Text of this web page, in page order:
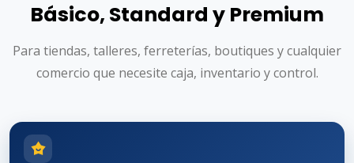
Básico, Standard y Premium
Para tiendas, talleres, ferreterías, boutiques y cualquier
comercio que necesite caja, inventario y control.